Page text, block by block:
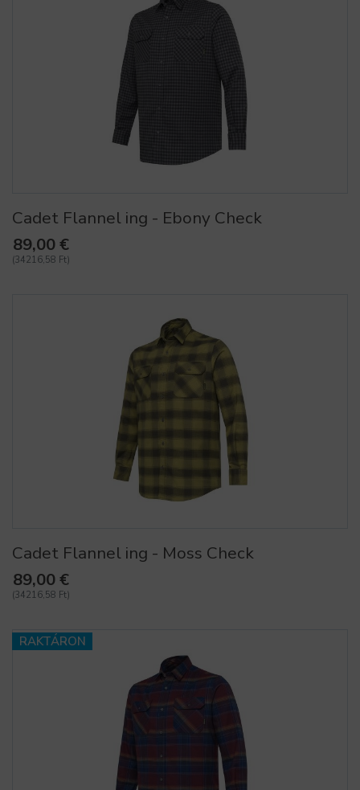
Cadet Flannel ing - Ebony Check
89,00 €
(34216,58 Ft)
Cadet Flannel ing - Moss Check
89,00 €
(34216,58 Ft)
RAKTÁRON